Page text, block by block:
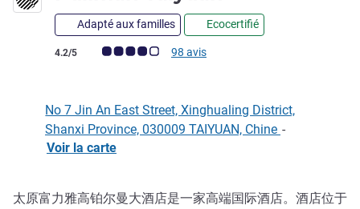
Adapté aux familles Ecocertifié
Note Avis clients (Note ALL)
4.2/5 98 avis
No 7 Jin An East Street, Xinghualing District,
Shanxi Province, 030009 TAIYUAN, Chine -
Voir la carte
太原富力雅高铂尔曼大酒店是一家高端国际酒店。酒店位于